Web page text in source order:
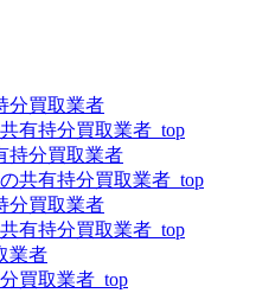
分買取業者
有持分買取業者_top
持分買取業者
共有持分買取業者_top
分買取業者
有持分買取業者_top
業者
買取業者_top